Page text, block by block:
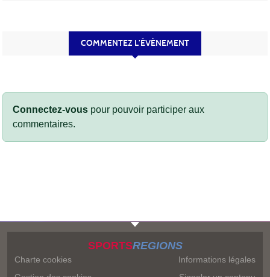
COMMENTEZ L’ÉVÈNEMENT
Connectez-vous pour pouvoir participer aux
commentaires.
SPORTSREGIONS
Charte cookies
Informations légales